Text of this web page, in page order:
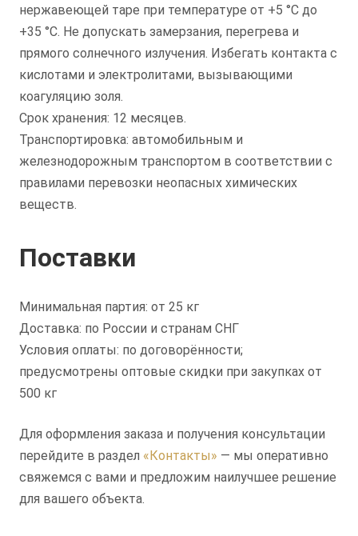
нержавеющей таре при температуре от +5 °C до
+35 °C. Не допускать замерзания, перегрева и
прямого солнечного излучения. Избегать контакта с
кислотами и электролитами, вызывающими
коагуляцию золя.
Срок хранения: 12 месяцев.
Транспортировка: автомобильным и
железнодорожным транспортом в соответствии с
правилами перевозки неопасных химических
веществ.
Поставки
Минимальная партия: от 25 кг
Доставка: по России и странам СНГ
Условия оплаты: по договорённости;
предусмотрены оптовые скидки при закупках от
500 кг
Для оформления заказа и получения консультации
перейдите в раздел «Контакты» — мы оперативно
свяжемся с вами и предложим наилучшее решение
для вашего объекта.